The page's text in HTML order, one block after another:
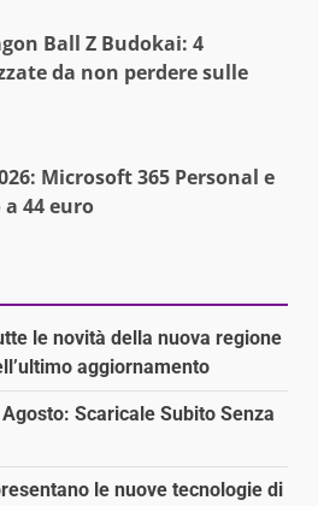
Ball Z Budokai: 4
da non perdere sulle
Microsoft 365 Personal e
44 euro
le novità della nuova regione
aggiornamento
Scaricale Subito Senza
le nuove tecnologie di